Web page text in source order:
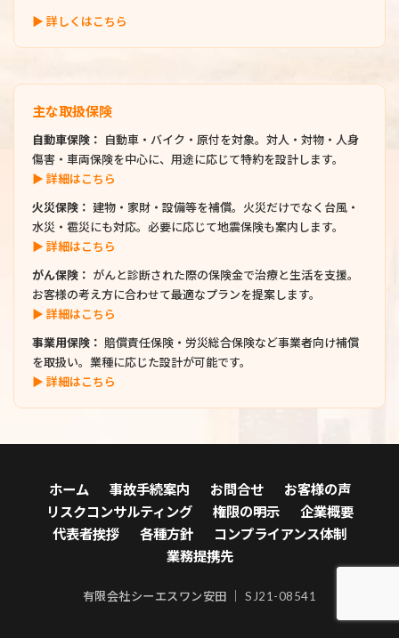
▶ 詳しくはこちら
主な取扱保険
自動車保険：
自動車・バイク・原付を対象。対人・対物・人身
傷害・車両保険を中心に、用途に応じて特約を設計します。
▶ 詳細はこちら
火災保険： 建物・家財・設備等を補償。火災だけでなく台風・
水災・雹災にも対応。必要に応じて地震保険も案内します。
▶ 詳細はこちら
がん保険： がんと診断された際の保険金で治療と生活を支援。
お客様の考え方に合わせて最適なプランを提案します。
▶ 詳細はこちら
事業用保険： 賠償責任保険・労災総合保険など事業者向け補償
を取扱い。業種に応じた設計が可能です。
▶ 詳細はこちら
ホーム 事故手続案内 お問合せ
お客様の声
リスクコンサルティング
権限の明示
企業概要
代表者挨拶
各種方針
コンプライアンス体制
業務提携先
有限会社シーエスワン安田 ｜ SJ21-08541